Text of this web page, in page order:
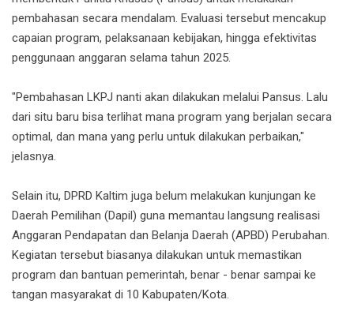
pembahasan secara mendalam. Evaluasi tersebut mencakup
capaian program, pelaksanaan kebijakan, hingga efektivitas
penggunaan anggaran selama tahun 2025.
"Pembahasan LKPJ nanti akan dilakukan melalui Pansus. Lalu
dari situ baru bisa terlihat mana program yang berjalan secara
optimal, dan mana yang perlu untuk dilakukan perbaikan,"
jelasnya.
Selain itu, DPRD Kaltim juga belum melakukan kunjungan ke
Daerah Pemilihan (Dapil) guna memantau langsung realisasi
Anggaran Pendapatan dan Belanja Daerah (APBD) Perubahan.
Kegiatan tersebut biasanya dilakukan untuk memastikan
program dan bantuan pemerintah, benar - benar sampai ke
tangan masyarakat di 10 Kabupaten/Kota.